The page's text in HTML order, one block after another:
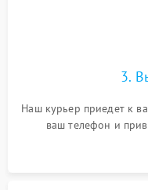
3.
Наш курьер приедет к
ваш телефон и